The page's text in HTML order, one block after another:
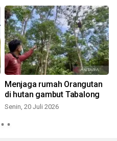
Menjaga rumah Orangutan
di hutan gambut Tabalong
Senin, 20 Juli 2026